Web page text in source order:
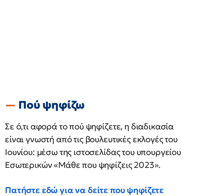
Πού ψηφίζω
Σε ό,τι αφορά το πού ψηφίζετε, η διαδικασία
είναι γνωστή από τις βουλευτικές εκλογές του
Ιουνίου: μέσω της ιστοσελίδας του υπουργείου
Εσωτερικών «Μάθε που ψηφίζεις 2023».
Πατήστε εδώ για να δείτε που ψηφίζετε